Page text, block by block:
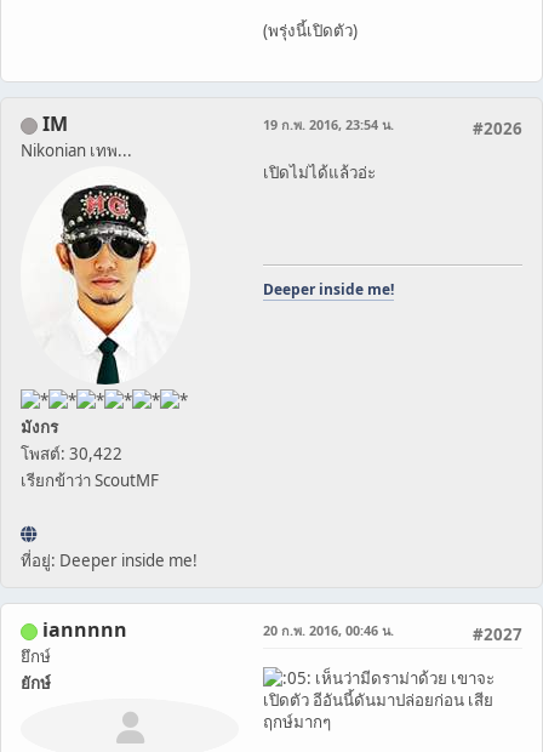
(พรุ่งนี้เปิดตัว)
IM
Nikonian เทพ...
มังกร
โพสต์: 30,422
เรียกข้าว่า ScoutMF
ที่อยู่: Deeper inside me!
#2026
19 ก.พ. 2016, 23:54 น.
เปิดไม่ได้แล้วอ่ะ
Deeper inside me!
iannnnn
ยึกษ์
ยักษ์
#2027
20 ก.พ. 2016, 00:46 น.
เห็นว่ามีดราม่าด้วย เขาจะ
เปิดตัว อีอันนี้ดันมาปล่อยก่อน เสีย
ฤกษ์มากๆ